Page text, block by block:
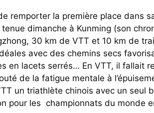
remporter la première place dans
dimanche à Kunming (son
30 km de VTT et 10 km de
avec des chemins secs
en lacets serrés… En VTT, il fallait
de la fatigue mentale à
un triathlète chinois avec un seul
pour les championnats du monde